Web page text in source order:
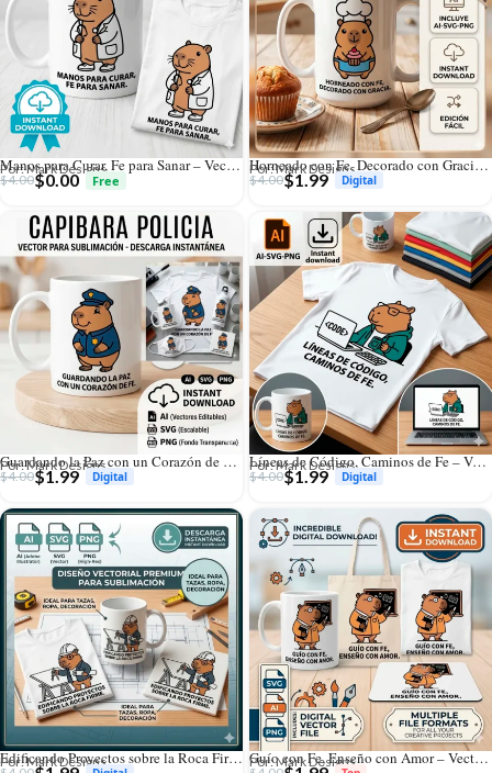
Manos para Curar, Fe para Sanar – Vector Cristiano Gratis Capibara Médico para Sublimar
Por: Mark Designs
$4.00$0.00
Horneado con Fe, Decorado con Gracia – Vector Cristiano Capibara Repostero para Sublimar
Por: Mark Designs
$4.00$1.99
Guardando la Paz con un Corazón de Fe – Vector Cristiano Capibara Policía para Sublimar
Por: Mark Designs
$4.00$1.99
Líneas de Código, Caminos de Fe – Vector Cristiano Capibara Programador para Sublimar
Por: Mark Designs
$4.00$1.99
Edificando Proyectos sobre la Roca Firme – Vector Cristiano Capibara Ingeniero para Sublimar
Por: Mark Designs Guío con Fe, Enseño con Amor – Vector Cristiano Capibara Maestro para Sublimar
Por: Mark Designs